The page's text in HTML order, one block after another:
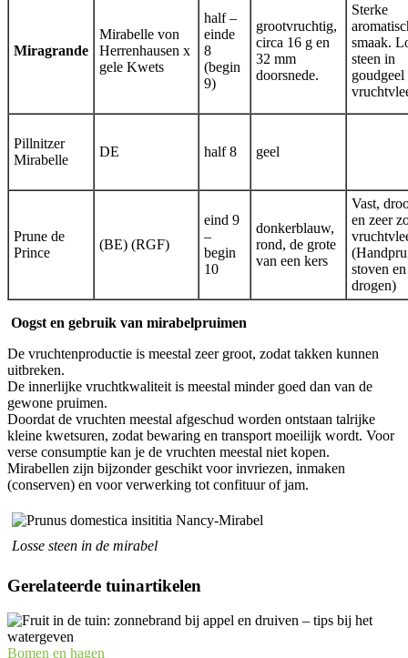
Miragrande
Mirabelle von
Herrenhausen x
gele Kwets
half –
einde
8
(begin
9)
grootvruchtig,
circa 16 g en
32 mm
doorsnede.
Sterke
smaak.
steen in
goudgeel
Pillnitzer
Mirabelle
DE half 8 geel
Prune de
Prince
(BE) (RGF)
eind 9
–
begin
10
donkerblauw,
rond, de grote
van een kers
Vast,
en zeer
stoven en
drogen)
Oogst en gebruik van mirabelpruimen
De vruchtenproductie is meestal zeer groot, zodat takken kunnen
uitbreken.
De innerlijke vruchtkwaliteit is meestal minder goed dan van de
gewone pruimen.
Doordat de vruchten meestal afgeschud worden ontstaan talrijke
kleine kwetsuren, zodat bewaring en transport moeilijk wordt. Voor
verse consumptie kan je de vruchten meestal niet kopen.
Mirabellen zijn bijzonder geschikt voor invriezen, inmaken
(conserven) en voor verwerking tot confituur of jam.
Losse steen in de mirabel
Gerelateerde tuinartikelen
Bomen en hagen